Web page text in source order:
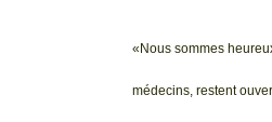
«Nous sommes
médecins, restent